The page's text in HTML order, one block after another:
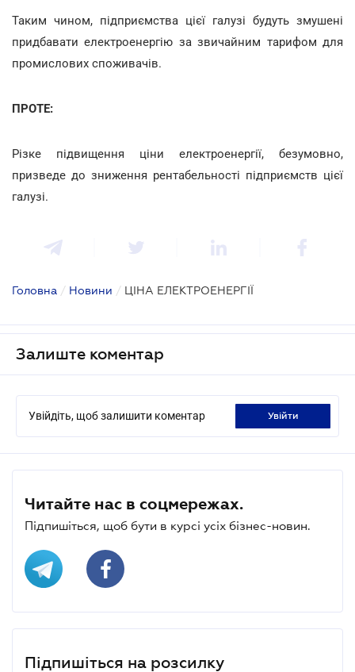
Таким чином, підприємства цієї галузі будуть змушені
придбавати електроенергію за звичайним тарифом для
промислових споживачів.
ПРОТЕ:
Різке підвищення ціни електроенергії, безумовно,
призведе до зниження рентабельності підприємств цієї
галузі.
Головна / Новини / ЦІНА ЕЛЕКТРОЕНЕРГІЇ
Залиште коментар
Увійдіть, щоб залишити коментар увійти
Читайте нас в соцмережах.
Підпишіться, щоб бути в курсі усіх бізнес-новин.
Підпишіться на розсилку